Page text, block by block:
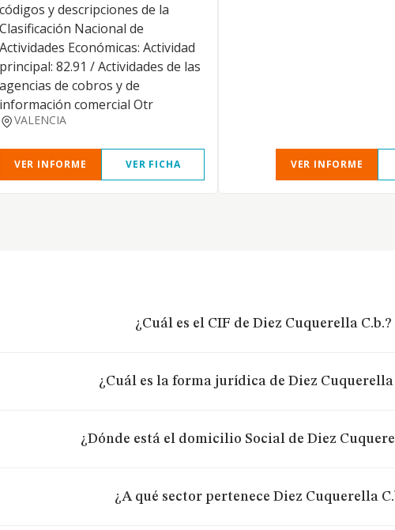
códigos y descripciones de la
Clasificación Nacional de
Actividades Económicas: Actividad
principal: 82.91 / Actividades de las
agencias de cobros y de
información comercial Otr
VALENCIA
VER INFORME VER FICHA VER INFORME
¿Cuál es el CIF de Diez Cuquerella C.b.?
¿Cuál es la forma jurídica de Diez Cuquerella
¿Dónde está el domicilio Social de Diez
¿A qué sector pertenece Diez Cuquerella